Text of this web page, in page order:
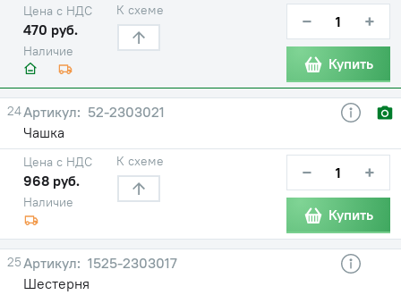
Наличие
Цена с НДС
470 руб.
К схеме − +
Купить
24
52-2303021
Чашка
Наличие
Цена с НДС
968 руб.
К схеме − +
Купить
25
1525-2303017
Шестерня